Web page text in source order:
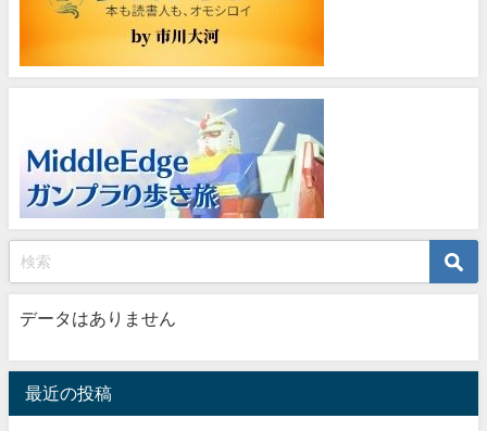
データはありません
最近の投稿